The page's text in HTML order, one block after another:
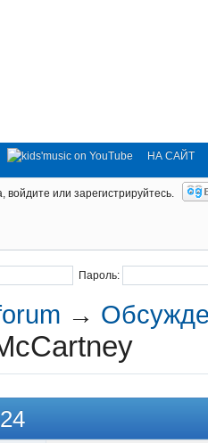
НА САЙТ
войдите или зарегистрируйтесь.
Пароль:
→